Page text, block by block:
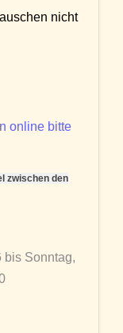
nicht
online bitte
zwischen den
bis Sonntag,